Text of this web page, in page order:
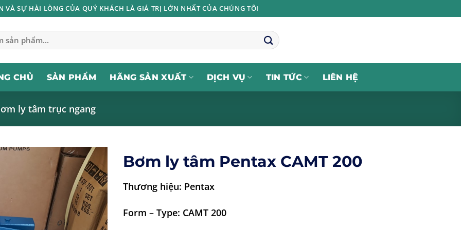
VÀ SỰ HÀI LÒNG CỦA QUÝ KHÁCH LÀ GIÁ TRỊ LỚN NHẤT CỦA CHÚNG TÔI
CHỦ SẢN PHẨM HÃNG SẢN XUẤT DỊCH VỤ TIN TỨC LIÊN HỆ
ly tâm trục ngang
Bơm ly tâm Pentax CAMT 200
Thương hiệu: Pentax
Form – Type: CAMT 200